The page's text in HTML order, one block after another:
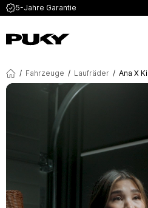
5-Jahre Garantie
/ Fahrzeuge / Laufräder / Ana X